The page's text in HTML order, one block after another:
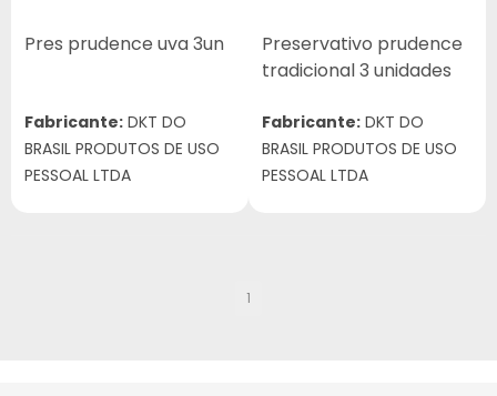
Pres prudence uva 3un
Fabricante: DKT DO
BRASIL PRODUTOS DE USO
PESSOAL LTDA
Preservativo prudence
tradicional 3 unidades
Fabricante: DKT DO
BRASIL PRODUTOS DE USO
PESSOAL LTDA
1